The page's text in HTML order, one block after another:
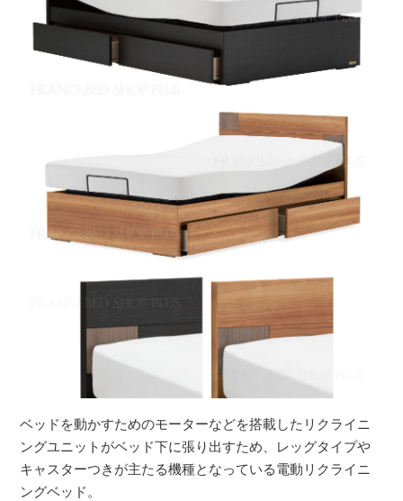
ベッドを動かすためのモーターなどを搭載したリクライニ
ングユニットがベッド下に張り出すため、レッグタイプや
キャスターつきが主たる機種となっている電動リクライニ
ングベッド。